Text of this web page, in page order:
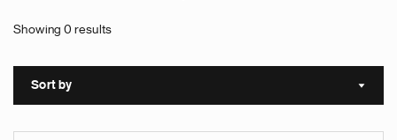
Showing 0 results
Sort by Sort